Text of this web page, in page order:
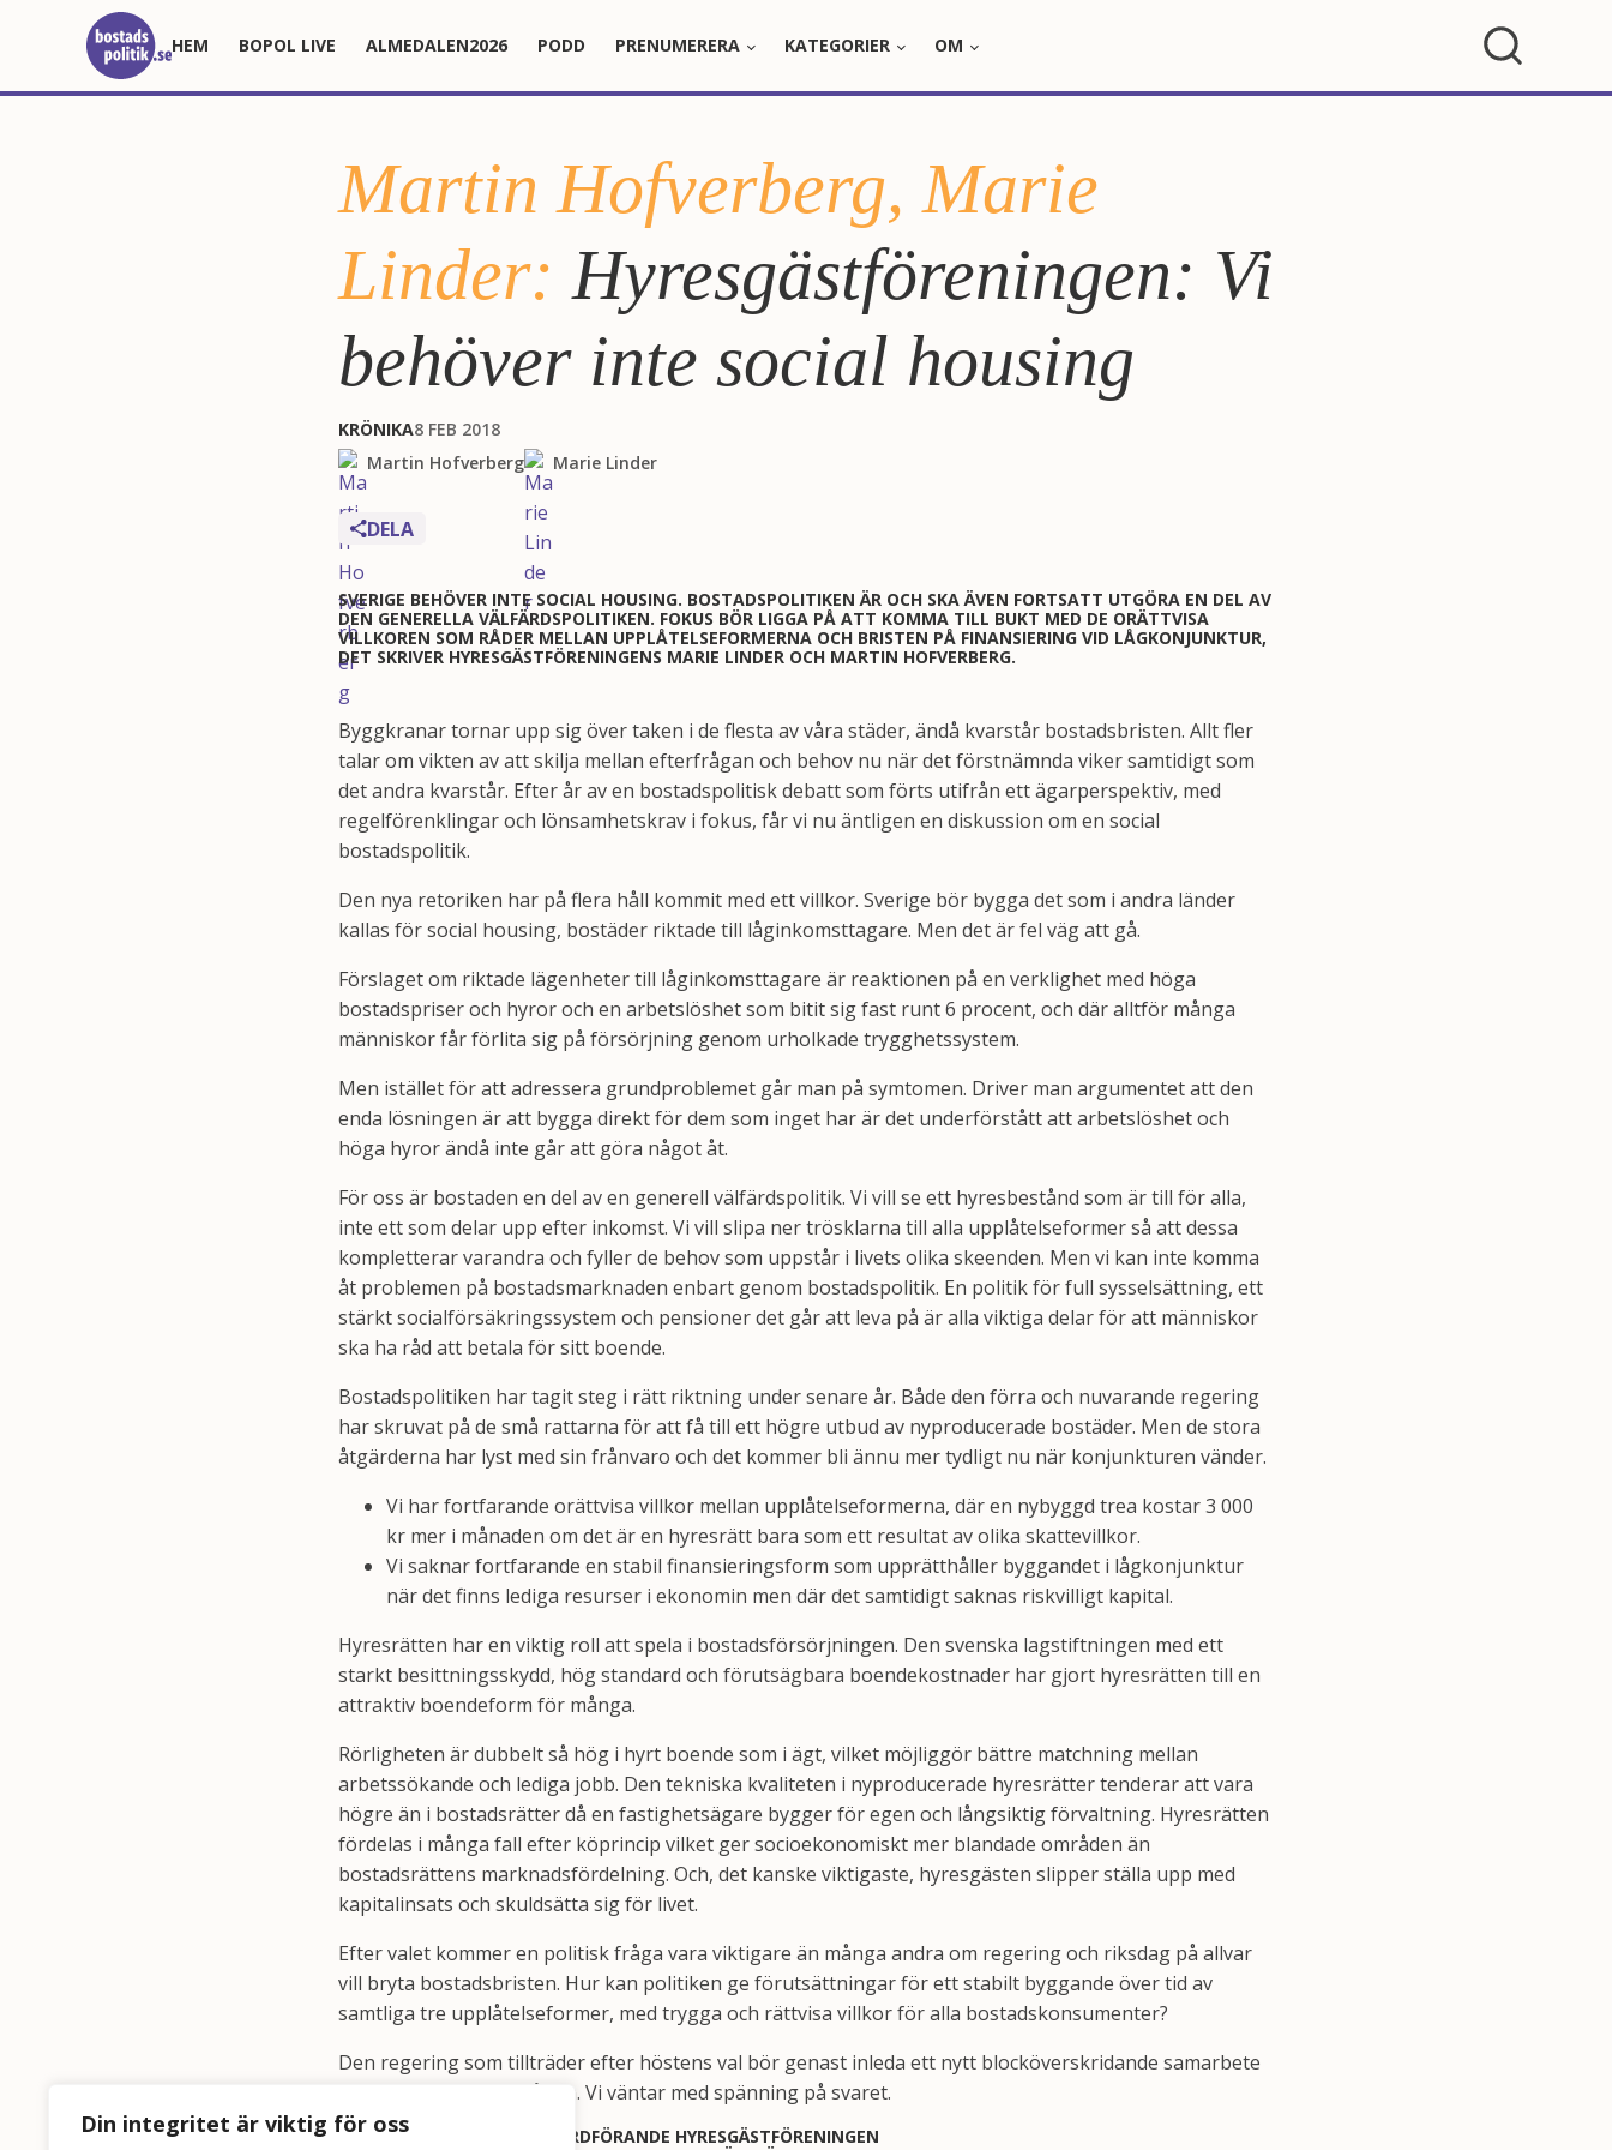
Din integritet är viktig för oss
HEM BOPOL LIVE ALMEDALEN2026 PODD PRENUMERERA KATEGORIER OM
Martin Hofverberg, Marie
Linder: Hyresgästföreningen: Vi
behöver inte social housing
KRÖNIKA8 FEB 2018
Martin Hofverberg
Marie Linder
DELA
SVERIGE BEHÖVER INTE SOCIAL HOUSING. BOSTADSPOLITIKEN ÄR OCH SKA ÄVEN FORTSATT UTGÖRA EN DEL AV
DEN GENERELLA VÄLFÄRDSPOLITIKEN. FOKUS BÖR LIGGA PÅ ATT KOMMA TILL BUKT MED DE ORÄTTVISA
VILLKOREN SOM RÅDER MELLAN UPPLÅTELSEFORMERNA OCH BRISTEN PÅ FINANSIERING VID LÅGKONJUNKTUR,
DET SKRIVER HYRESGÄSTFÖRENINGENS MARIE LINDER OCH MARTIN HOFVERBERG.
Byggkranar tornar upp sig över taken i de flesta av våra städer, ändå kvarstår bostadsbristen. Allt fler
talar om vikten av att skilja mellan efterfrågan och behov nu när det förstnämnda viker samtidigt som
det andra kvarstår. Efter år av en bostadspolitisk debatt som förts utifrån ett ägarperspektiv, med
regelförenklingar och lönsamhetskrav i fokus, får vi nu äntligen en diskussion om en social
bostadspolitik.
Den nya retoriken har på flera håll kommit med ett villkor. Sverige bör bygga det som i andra länder
kallas för social housing, bostäder riktade till låginkomsttagare. Men det är fel väg att gå.
Förslaget om riktade lägenheter till låginkomsttagare är reaktionen på en verklighet med höga
bostadspriser och hyror och en arbetslöshet som bitit sig fast runt 6 procent, och där alltför många
människor får förlita sig på försörjning genom urholkade trygghetssystem.
Men istället för att adressera grundproblemet går man på symtomen. Driver man argumentet att den
enda lösningen är att bygga direkt för dem som inget har är det underförstått att arbetslöshet och
höga hyror ändå inte går att göra något åt.
För oss är bostaden en del av en generell välfärdspolitik. Vi vill se ett hyresbestånd som är till för alla,
inte ett som delar upp efter inkomst. Vi vill slipa ner trösklarna till alla upplåtelseformer så att dessa
kompletterar varandra och fyller de behov som uppstår i livets olika skeenden. Men vi kan inte komma
åt problemen på bostadsmarknaden enbart genom bostadspolitik. En politik för full sysselsättning, ett
stärkt socialförsäkringssystem och pensioner det går att leva på är alla viktiga delar för att människor
ska ha råd att betala för sitt boende.
Bostadspolitiken har tagit steg i rätt riktning under senare år. Både den förra och nuvarande regering
har skruvat på de små rattarna för att få till ett högre utbud av nyproducerade bostäder. Men de stora
åtgärderna har lyst med sin frånvaro och det kommer bli ännu mer tydligt nu när konjunkturen vänder.
Vi har fortfarande orättvisa villkor mellan upplåtelseformerna, där en nybyggd trea kostar 3 000
kr mer i månaden om det är en hyresrätt bara som ett resultat av olika skattevillkor.
Vi saknar fortfarande en stabil finansieringsform som upprätthåller byggandet i lågkonjunktur
när det finns lediga resurser i ekonomin men där det samtidigt saknas riskvilligt kapital.
Hyresrätten har en viktig roll att spela i bostadsförsörjningen. Den svenska lagstiftningen med ett
starkt besittningsskydd, hög standard och förutsägbara boendekostnader har gjort hyresrätten till en
attraktiv boendeform för många.
Rörligheten är dubbelt så hög i hyrt boende som i ägt, vilket möjliggör bättre matchning mellan
arbetssökande och lediga jobb. Den tekniska kvaliteten i nyproducerade hyresrätter tenderar att vara
högre än i bostadsrätter då en fastighetsägare bygger för egen och långsiktig förvaltning. Hyresrätten
fördelas i många fall efter köprincip vilket ger socioekonomiskt mer blandade områden än
bostadsrättens marknadsfördelning. Och, det kanske viktigaste, hyresgästen slipper ställa upp med
kapitalinsats och skuldsätta sig för livet.
Efter valet kommer en politisk fråga vara viktigare än många andra om regering och riksdag på allvar
vill bryta bostadsbristen. Hur kan politiken ge förutsättningar för ett stabilt byggande över tid av
samtliga tre upplåtelseformer, med trygga och rättvisa villkor för alla bostadskonsumenter?
Den regering som tillträder efter höstens val bör genast inleda ett nytt blocköverskridande samarbete
för att besvara den frågan. Vi väntar med spänning på svaret.
MARIE LINDER, FÖRBUNDSORDFÖRANDE HYRESGÄSTFÖRENINGEN